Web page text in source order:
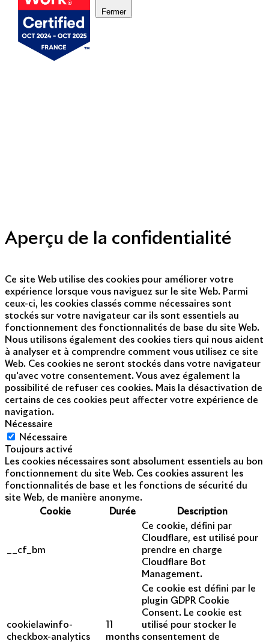
Fermer
Aperçu de la confidentialité
Ce site Web utilise des cookies pour améliorer votre
expérience lorsque vous naviguez sur le site Web. Parmi
ceux-ci, les cookies classés comme nécessaires sont
stockés sur votre navigateur car ils sont essentiels au
fonctionnement des fonctionnalités de base du site Web.
Nous utilisons également des cookies tiers qui nous aident
à analyser et à comprendre comment vous utilisez ce site
Web. Ces cookies ne seront stockés dans votre navigateur
qu'avec votre consentement. Vous avez également la
possibilité de refuser ces cookies. Mais la désactivation de
certains de ces cookies peut affecter votre expérience de
navigation.
Nécessaire
Nécessaire
Toujours activé
Les cookies nécessaires sont absolument essentiels au bon
fonctionnement du site Web. Ces cookies assurent les
fonctionnalités de base et les fonctions de sécurité du
site Web, de manière anonyme.
Cookie
Durée Description
__cf_bm
Ce cookie, défini par
Cloudflare, est utilisé pour
prendre en charge
Cloudflare Bot
Management.
cookielawinfo-
checkbox-analytics
months
Ce cookie est défini par le
plugin GDPR Cookie
Consent. Le cookie est
utilisé pour stocker le
consentement de